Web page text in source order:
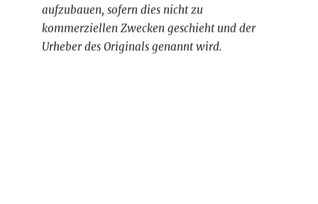
aufzubauen, sofern dies nicht zu
kommerziellen Zwecken geschieht und der
Urheber des Originals genannt wird.